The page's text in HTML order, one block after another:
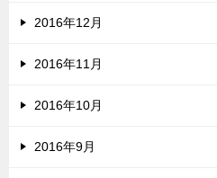
2016年12月
2016年11月
2016年10月
2016年9月